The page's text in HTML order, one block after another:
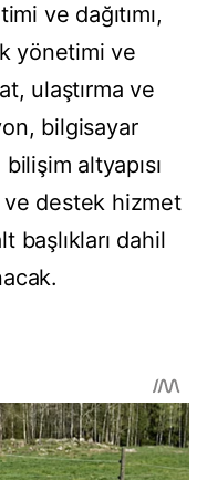
ve dağıtımı,
yönetimi ve
ulaştırma ve
bilgisayar
altyapısı
destek hizmet
başlıkları dahil